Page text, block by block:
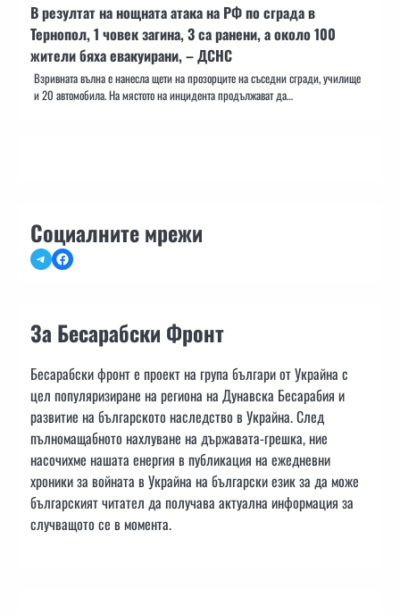
В резултат на нощната атака на РФ по сграда в
Тернопол, 1 човек загина, 3 са ранени, а около 100
жители бяха евакуирани, – ДСНС
Взривната вълна е нанесла щети на прозорците на съседни сгради, училище
и 20 автомобила. На мястото на инцидента продължават да…
Социалните мрежи
TelegramFacebook
За Бесарабски Фронт
Бесарабски фронт е проект на група българи от Украйна с
цел популяризиране на региона на Дунавска Бесарабия и
развитие на българското наследство в Украйна. След
пълномащабното нахлуване на държавата-грешка, ние
насочихме нашата енергия в публикация на ежедневни
хроники за войната в Украйна на български език за да може
българският читател да получава актуална информация за
случващото се в момента.